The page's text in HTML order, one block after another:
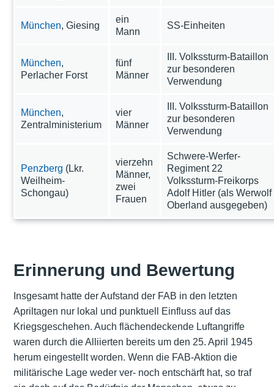
München, Giesing
ein
Mann
SS-Einheiten
München,
Perlacher Forst
fünf
Männer
III. Volkssturm-Bataillon
zur besonderen
Verwendung
München,
Zentralministerium
vier
Männer
III. Volkssturm-Bataillon
zur besonderen
Verwendung
Penzberg (Lkr.
Weilheim-
Schongau)
vierzehn
Männer,
zwei
Frauen
Schwere-Werfer-
Regiment 22
Volkssturm-Freikorps
Adolf Hitler (als Werwolf
Oberland ausgegeben)
Erinnerung und Bewertung
Insgesamt hatte der Aufstand der FAB in den letzten
Apriltagen nur lokal und punktuell Einfluss auf das
Kriegsgeschehen. Auch flächendeckende Luftangriffe
waren durch die Alliierten bereits um den 25. April 1945
herum eingestellt worden. Wenn die FAB-Aktion die
militärische Lage weder ver- noch entschärft hat, so traf